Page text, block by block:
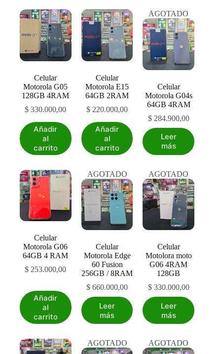
Las
opciones
se
pueden
elegir
en
la
de
producto
Celular
Motorola G05
128GB 4RAM
$ 330.000,00
Añadir
al
carrito
Celular
Motorola E15
64GB 2RAM
$ 220.000,00
Añadir
al
carrito
AGOTADO
Celular
Motorola G04s
64GB 4RAM
$284.900,00
Leer
más
Celular
Motorola G06
64GB 4 RAM
$ 253.000,00
Añadir
al
carrito
AGOTADO
Celular
Motorola Edge
60 Fusion
256GB / 8RAM
$ 660.000,00
Leer
más
AGOTADO
Celular
Motolora moto
G06 4RAM
128GB
$330.000,00
Leer
más
AGOTADO AGOTADO